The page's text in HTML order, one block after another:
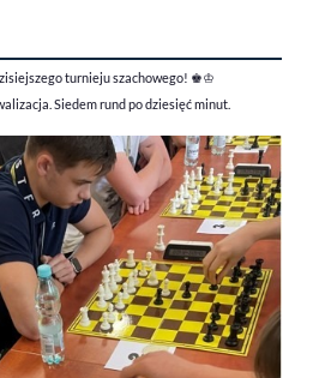
turnieju szachowego! ♚♔
Siedem rund po dziesięć minut.